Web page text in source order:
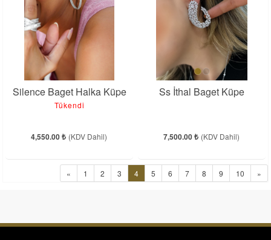
Silence Baget Halka Küpe
4,550.00 ₺ (KDV Dahil)
Tükendi
Ss İthal Baget Küpe
7,500.00 ₺ (KDV Dahil)
« 1 2 3 4 5 6 7 8 9 10 »